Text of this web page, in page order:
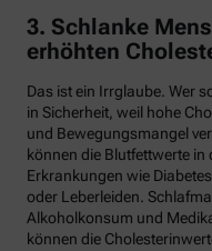
3. Schlanke
erhöhten
Das ist ein Irrglaube. Wer
in Sicherheit, weil hohe
und Bewegungsmangel
können die Blutfettwerte in
Erkrankungen wie
oder Leberleiden.
Alkoholkonsum und
können die